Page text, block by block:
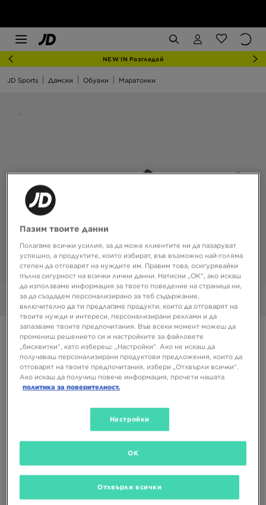
NEW IN Разгледай
JD Sports Дамски Обувки Маратонки
Снимки 360°
Супер оферта
PUMA SPEEDCAT BALLET
81,99 €
160,36 ЛВ.
Черен
Пазим твоите данни
Полагаме всички усилия, за да може клиентите ни да пазаруват
успешно, а продуктите, които избират, във възможно най-голяма
степен да отговарят на нуждите им. Правим това, осигурявайки
пълна сигурност на всички лични данни. Натисни „ОК“, ако искаш
да използваме информация за твоето поведение на страница ни,
за да създадем персонализирано за теб съдържание,
включително да ти предлагаме продукти, които да отговарят на
твоите нужди и интереси, персонализирани реклами и да
запазваме твоите предпочитания. Във всеки момент можеш да
промениш решението си и настройките за файловете
„бисквитки“, като избереш: „Настройки“. Ако не искаш да
получаваш персонализирани продуктови предложения, които да
отговарят на твоите предпочитания, избери „Отхвърли всички“.
Ако искаш да получиш повече информация, прочети нашата
политика за поверителност.
Настройки
Отхвърли всички
OK